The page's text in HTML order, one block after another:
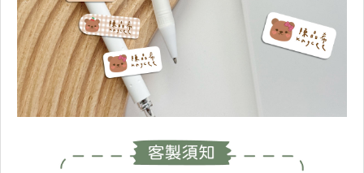
粉圓體
標楷體
微軟正黑體
行書體